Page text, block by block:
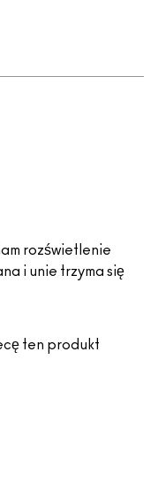
rozświetlenie
i unie trzyma się
ten produkt